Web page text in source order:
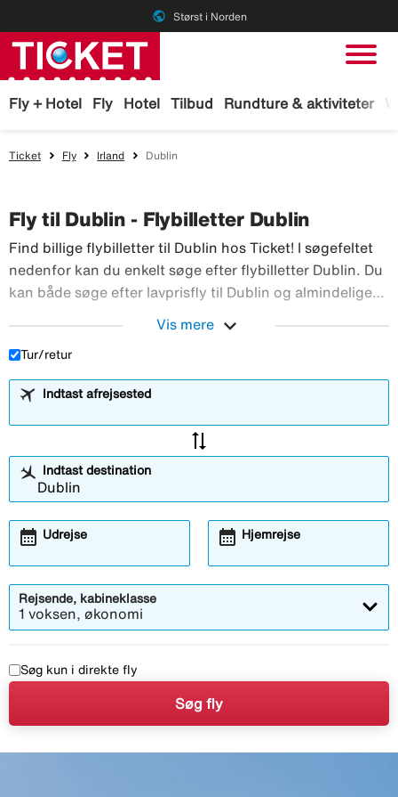
public Størst i Norden
Fly + Hotel Fly Hotel Tilbud Rundture & aktiviteter
Ticket Fly Irland Dublin
Fly til Dublin - Flybilletter Dublin
Find billige flybilletter til Dublin hos Ticket! I søgefeltet
nedenfor kan du enkelt søge efter flybilletter Dublin. Du
kan både søge efter lavprisfly til Dublin og almindelige
Vis mere expand_more
Tur/retur
Indtast afrejsested
sync_alt
Indtast destination
Udrejse
calendar_month Hjemrejse
calendar_month
Rejsende, kabineklasse
1 voksen, økonomi
Søg kun i direkte fly
Søg fly